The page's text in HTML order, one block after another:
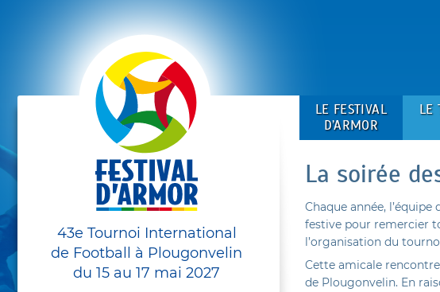
43e Tournoi International
de Football à Plougonvelin
du 15 au 17 mai 2027
LE FESTIVAL
D’ARMOR
LE
La soirée
Chaque année,
festive pour remercier
l’organisation du
Cette amicale
de Plougonvelin. En